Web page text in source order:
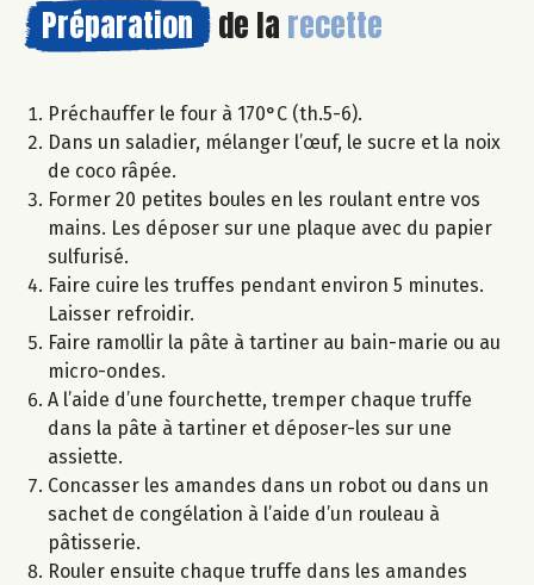
Préparation de la recette
Préchauffer le four à 170°C (th.5-6).
Dans un saladier, mélanger l’œuf, le sucre et la noix
de coco râpée.
Former 20 petites boules en les roulant entre vos
mains. Les déposer sur une plaque avec du papier
sulfurisé.
Faire cuire les truffes pendant environ 5 minutes.
Laisser refroidir.
Faire ramollir la pâte à tartiner au bain-marie ou au
micro-ondes.
A l’aide d’une fourchette, tremper chaque truffe
dans la pâte à tartiner et déposer-les sur une
assiette.
Concasser les amandes dans un robot ou dans un
sachet de congélation à l’aide d’un rouleau à
pâtisserie.
Rouler ensuite chaque truffe dans les amandes